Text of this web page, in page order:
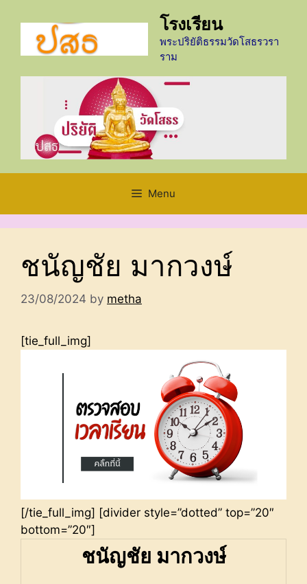
content
โรงเรียน
พระปริยัติธรรมวัดโสธรวรา
ราม
Menu
ชนัญชัย มากวงษ์
23/08/2024 by metha
[tie_full_img]
[/tie_full_img] [divider style=”dotted” top=”20″
bottom=”20″]
ชนัญชัย มากวงษ์